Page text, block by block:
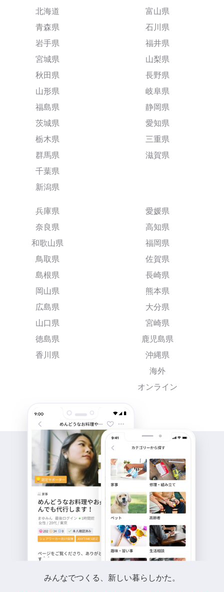
北海道
青森県
岩手県
宮城県
秋田県
山形県
福島県
茨城県
栃木県
群馬県
千葉県
新潟県
富山県
石川県
福井県
山梨県
長野県
岐阜県
静岡県
愛知県
三重県
滋賀県
兵庫県
奈良県
和歌山県
鳥取県
島根県
岡山県
広島県
山口県
徳島県
香川県
愛媛県
高知県
福岡県
佐賀県
長崎県
熊本県
大分県
宮崎県
鹿児島県
沖縄県
海外
オンライン
みんなでつくる、新しい暮らしかた。